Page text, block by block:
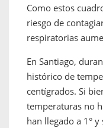
Como estos
riesgo de
respiratorias
En Santiago,
histórico de
centígrados. Si
temperaturas no
han llegado a 1°